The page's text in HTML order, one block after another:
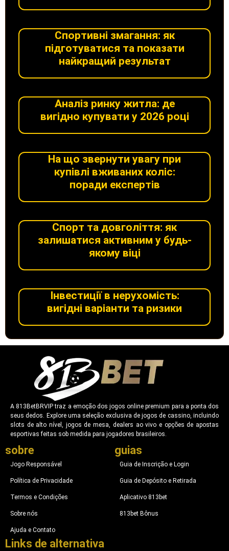
Спортивні змагання: як
підготуватися та показати
найкращий результат
Аналіз ринку житла: де
вигідно купувати у 2026 році
На що звернути увагу при
купівлі вживаних коліс:
поради експертів
Спорт та довголіття: як
залишатися активним у будь-
якому віці
Інвестиції в нерухомість:
вигідні варіанти та ризики
A 813BetBRVIP traz a emoção dos jogos online premium para a ponta dos
seus dedos. Explore uma seleção exclusiva de jogos de cassino, incluindo
slots de alto nível, jogos de mesa, dealers ao vivo e opções de apostas
esportivas feitas sob medida para jogadores brasileiros.
sobre
Jogo Responsável
Política de Privacidade
Termos e Condições
Sobre nós
Ajuda e Contato
guias
Guia de Inscrição e Login
Guia de Depósito e Retirada
Aplicativo 813bet
813bet Bônus
Links de alternativa